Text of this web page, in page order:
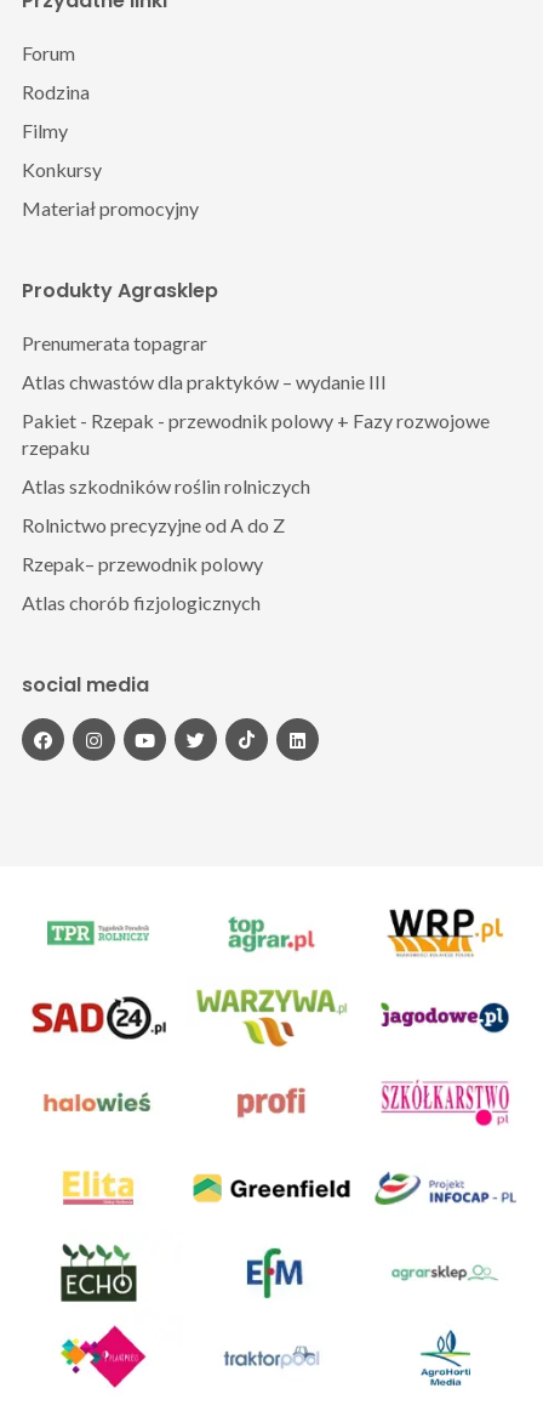
Produkty Agrasklep
Prenumerata topagrar
Atlas chwastów dla praktyków – wydanie III
Pakiet - Rzepak - przewodnik polowy + Fazy rozwojowe
rzepaku
Atlas szkodników roślin rolniczych
Rolnictwo precyzyjne od A do Z
Rzepak– przewodnik polowy
Atlas chorób fizjologicznych
Forum
Rodzina
Filmy
Konkursy
Materiał promocyjny
social media